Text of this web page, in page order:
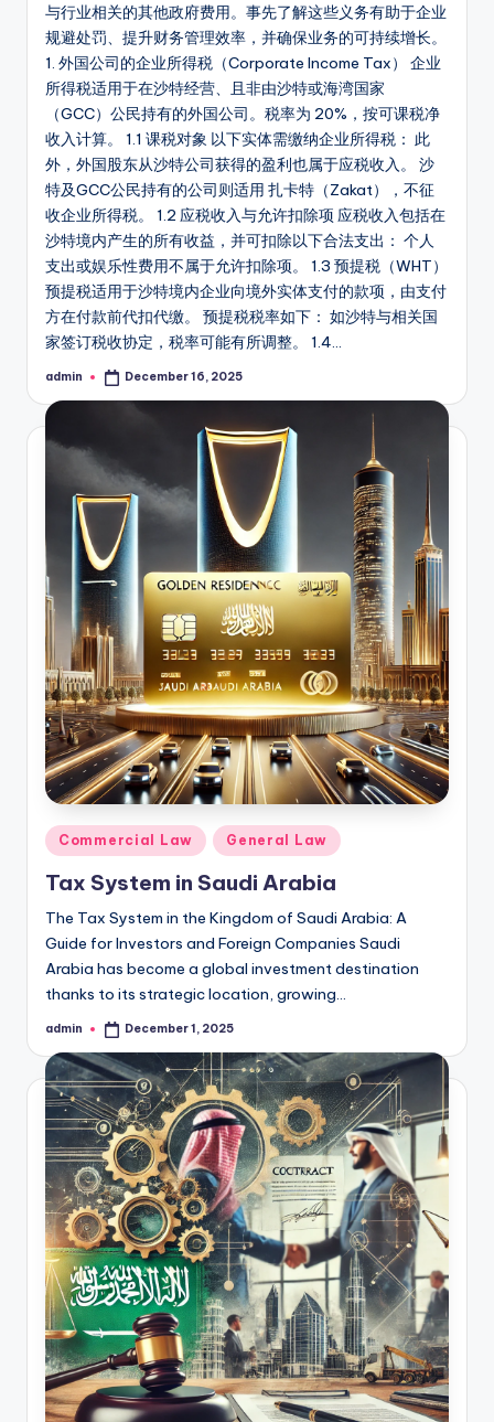
与行业相关的其他政府费用。事先了解这些义务有助于企业
规避处罚、提升财务管理效率，并确保业务的可持续增长。
1. 外国公司的企业所得税（Corporate Income Tax） 企业
所得税适用于在沙特经营、且非由沙特或海湾国家
（GCC）公民持有的外国公司。税率为 20%，按可课税净
收入计算。 1.1 课税对象 以下实体需缴纳企业所得税： 此
外，外国股东从沙特公司获得的盈利也属于应税收入。 沙
特及GCC公民持有的公司则适用 扎卡特（Zakat），不征
收企业所得税。 1.2 应税收入与允许扣除项 应税收入包括在
沙特境内产生的所有收益，并可扣除以下合法支出： 个人
支出或娱乐性费用不属于允许扣除项。 1.3 预提税（WHT）
预提税适用于沙特境内企业向境外实体支付的款项，由支付
方在付款前代扣代缴。 预提税税率如下： 如沙特与相关国
家签订税收协定，税率可能有所调整。 1.4…
Posted
admin December 16, 2025
Posted
in
Commercial Law General Law
Tax System in Saudi Arabia
The Tax System in the Kingdom of Saudi Arabia: A
Guide for Investors and Foreign Companies Saudi
Arabia has become a global investment destination
thanks to its strategic location, growing…
Posted
admin December 1, 2025